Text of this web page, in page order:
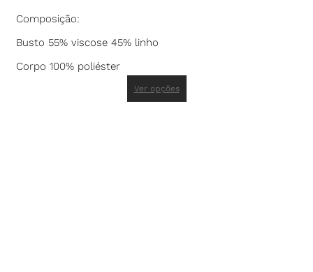
Composição:
Busto 55% viscose 45% linho
Corpo 100% poliéster
Ver opções